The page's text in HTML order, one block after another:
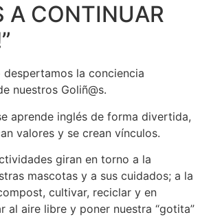
A CONTINUAR
despertamos la conciencia
nuestros Goliñ@s.
aprende inglés de forma divertida,
valores y se crean vínculos.
giran en torno a la
mascotas y a sus cuidados; a la
cultivar, reciclar y en
al aire libre y poner nuestra “gotita”